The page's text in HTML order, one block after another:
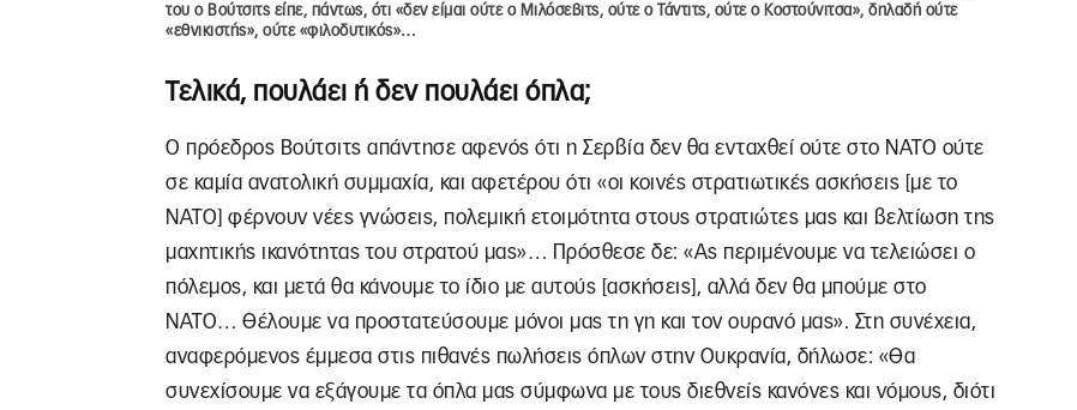
του ο Βούτσιτς είπε, πάντως, ότι «δεν είμαι ούτε ο Μιλόσεβιτς, ούτε ο Τάντιτς, ούτε ο Κοστούνιτσα», δηλαδή ούτε
«εθνικιστής», ούτε «φιλοδυτικός»…
Τελικά, πουλάει ή δεν πουλάει όπλα;
Ο πρόεδρος Βούτσιτς απάντησε αφενός ότι η Σερβία δεν θα ενταχθεί ούτε στο ΝΑΤΟ ούτε
σε καμία ανατολική συμμαχία, και αφετέρου ότι «οι κοινές στρατιωτικές ασκήσεις [με το
ΝΑΤΟ] φέρνουν νέες γνώσεις, πολεμική ετοιμότητα στους στρατιώτες μας και βελτίωση της
μαχητικής ικανότητας του στρατού μας»… Πρόσθεσε δε: «Ας περιμένουμε να τελειώσει ο
πόλεμος, και μετά θα κάνουμε το ίδιο με αυτούς [ασκήσεις], αλλά δεν θα μπούμε στο
ΝΑΤΟ… Θέλουμε να προστατεύσουμε μόνοι μας τη γη και τον ουρανό μας». Στη συνέχεια,
αναφερόμενος έμμεσα στις πιθανές πωλήσεις όπλων στην Ουκρανία, δήλωσε: «Θα
συνεχίσουμε να εξάγουμε τα όπλα μας σύμφωνα με τους διεθνείς κανόνες και νόμους, διότι